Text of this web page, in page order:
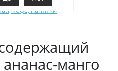
Чай, кофе, напитки
манго